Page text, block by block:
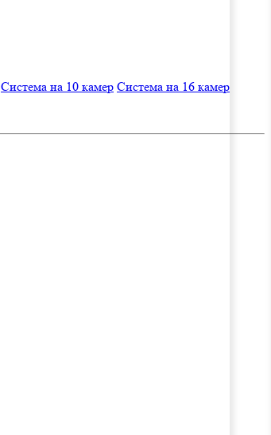
Система на 10 камер Система на 16 камер